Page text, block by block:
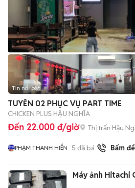
Tin nổi bật
TUYỂN 02 PHỤC VỤ PART TIME
CHICKEN PLUS HẬU NGHĨA
Đến 22.000 đ/giờ Thị trấn Hậu
PHẠM THANH HIỂN 5 đã bán Bấm
Máy ảnh Hitachi